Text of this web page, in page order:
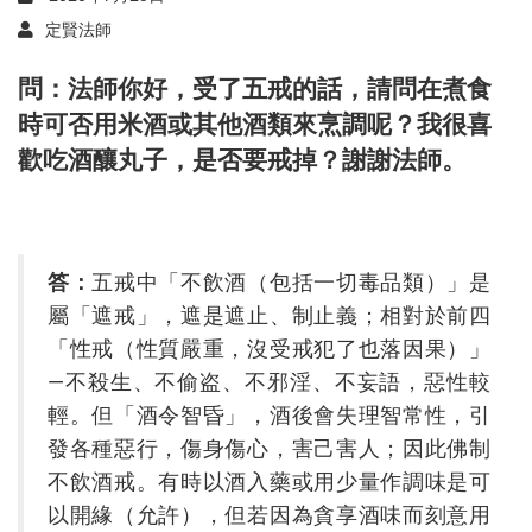
定賢法師
問：法師你好，受了五戒的話，請問在煮食
時可否用米酒或其他酒類來烹調呢？我很喜
歡吃酒釀丸子，是否要戒掉？謝謝法師。
答：五戒中「不飲酒（包括一切毒品類）」是
屬「遮戒」，遮是遮止、制止義；相對於前四
「性戒（性質嚴重，沒受戒犯了也落因果）」
—不殺生、不偷盗、不邪淫、不妄語，惡性較
輕。但「酒令智昏」，酒後會失理智常性，引
發各種惡行，傷身傷心，害己害人；因此佛制
不飲酒戒。有時以酒入藥或用少量作調味是可
以開緣（允許），但若因為貪享酒味而刻意用